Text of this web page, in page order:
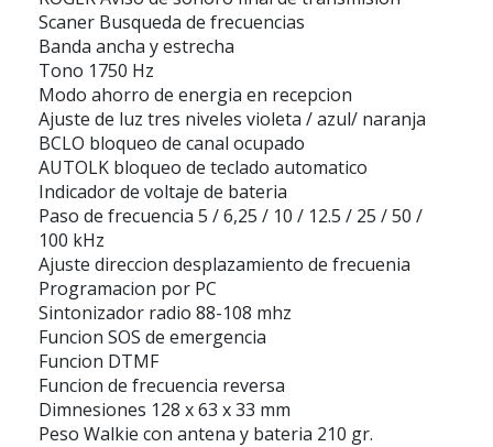
Scaner Busqueda de frecuencias
Banda ancha y estrecha
Tono 1750 Hz
Modo ahorro de energia en recepcion
Ajuste de luz tres niveles violeta / azul/ naranja
BCLO bloqueo de canal ocupado
AUTOLK bloqueo de teclado automatico
Indicador de voltaje de bateria
Paso de frecuencia 5 / 6,25 / 10 / 12.5 / 25 / 50 /
100 kHz
Ajuste direccion desplazamiento de frecuenia
Programacion por PC
Sintonizador radio 88-108 mhz
Funcion SOS de emergencia
Funcion DTMF
Funcion de frecuencia reversa
Dimnesiones 128 x 63 x 33 mm
Peso Walkie con antena y bateria 210 gr.